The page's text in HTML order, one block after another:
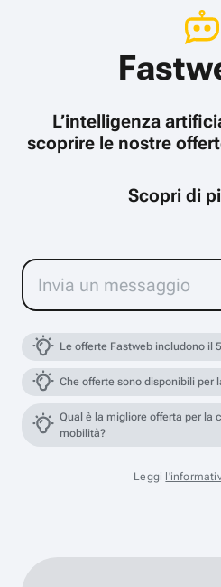
L’intelligenza
scoprire le nostre
Scopri di
Le offerte Fastweb includono il
Che offerte sono disponibili per
Qual è la migliore offerta per la
mobilità?
Leggi